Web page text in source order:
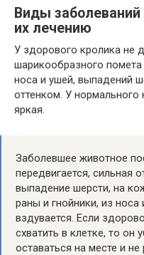
Виды
их лечению
У здорового кролика не
шарикообразного
носа и ушей, выпадений
оттенком. У нормального
яркая.
Заболевшее животное
передвигается, сильная
выпадение шерсти, на
раны и гнойники, из
вздувается. Если
схватить в клетке, то он
оставаться на месте и